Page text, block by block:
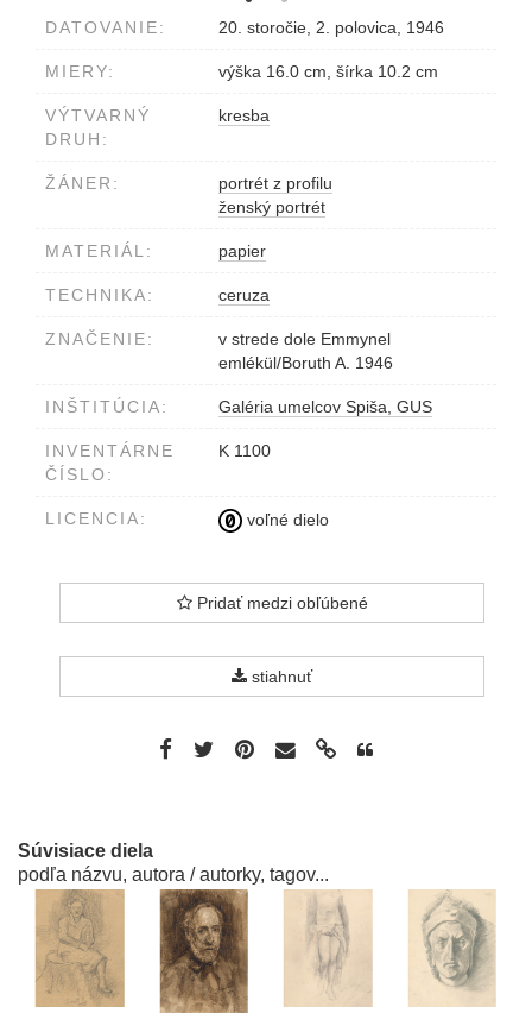
DATOVANIE: 20. storočie, 2. polovica, 1946
MIERY: výška 16.0 cm, šírka 10.2 cm
VÝTVARNÝ
DRUH:
kresba
ŽÁNER:
portrét z profilu
ženský portrét
MATERIÁL: papier
TECHNIKA: ceruza
ZNAČENIE:
v strede dole Emmynel
emlékül/Boruth A. 1946
INŠTITÚCIA: Galéria umelcov Spiša, GUS
INVENTÁRNE
ČÍSLO:
K 1100
LICENCIA: voľné dielo
Pridať medzi obľúbené
stiahnuť
Súvisiace diela
podľa názvu, autora / autorky, tagov...